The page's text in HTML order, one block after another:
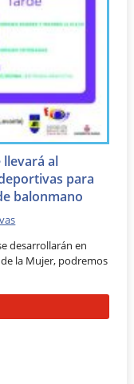
llevará al
para
balonmano
desarrollarán en
la Mujer, podremos